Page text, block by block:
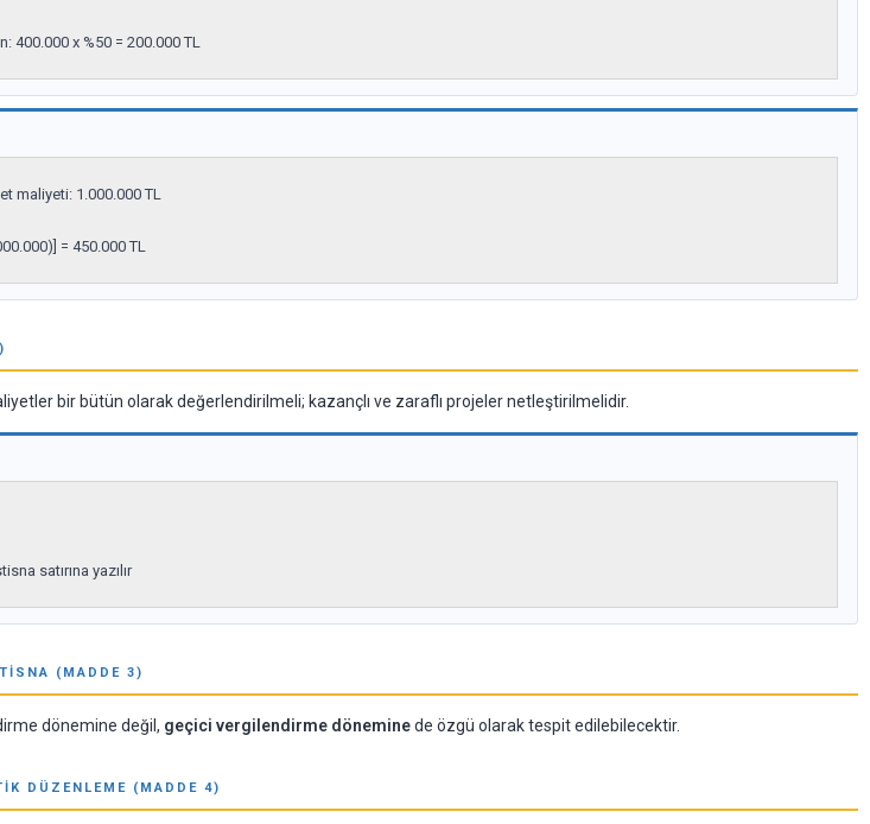
400.000 x %50 = 200.000 TL
maliyeti: 1.000.000 TL
= 450.000 TL
bir bütün olarak değerlendirilmeli; kazançlı ve zaraflı projeler netleştirilmelidir.
satırına yazılır
(MADDE 3)
dönemine değil, geçici vergilendirme döneminede özgü olarak tespit edilebilecektir.
DÜZENLEME (MADDE 4)